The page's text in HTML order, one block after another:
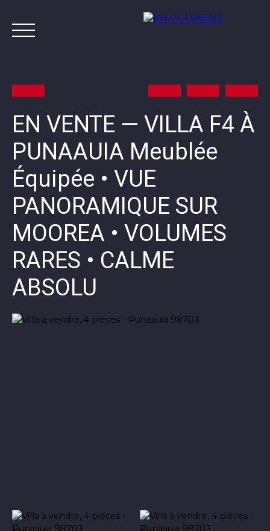
Annonces Vendre avec KW Estimer
Contact
EN VENTE — VILLA F4 À
PUNAAUIA Meublée
Équipée • VUE
PANORAMIQUE SUR
MOOREA • VOLUMES
RARES • CALME
ABSOLU